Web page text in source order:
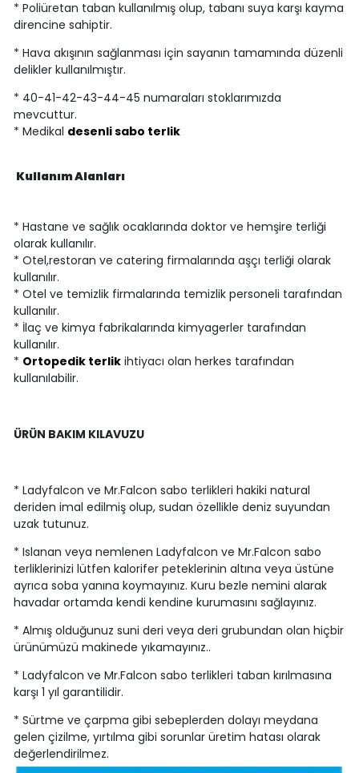
* Poliüretan taban kullanılmış olup, tabanı suya karşı kayma
direncine sahiptir.
* Hava akışının sağlanması için sayanın tamamında düzenli
delikler kullanılmıştır.
* 40-41-42-43-44-45 numaraları stoklarımızda
mevcuttur.
* Medikal desenli sabo terlik
Kullanım Alanları
* Hastane ve sağlık ocaklarında doktor ve hemşire terliği
olarak kullanılır.
* Otel,restoran ve catering firmalarında aşçı terliği olarak
kullanılır.
* Otel ve temizlik firmalarında temizlik personeli tarafından
kullanılır.
* İlaç ve kimya fabrikalarında kimyagerler tarafından
kullanılır.
* Ortopedik terlikihtiyacı olan herkes tarafından
kullanılabilir.
ÜRÜN BAKIM KILAVUZU
* Ladyfalcon ve Mr.Falcon sabo terlikleri hakiki natural
deriden imal edilmiş olup, sudan özellikle deniz suyundan
uzak tutunuz.
* Islanan veya nemlenen Ladyfalcon ve Mr.Falcon sabo
terliklerinizi lütfen kalorifer peteklerinin altına veya üstüne
ayrıca soba yanına koymayınız. Kuru bezle nemini alarak
havadar ortamda kendi kendine kurumasını sağlayınız.
* Almış olduğunuz suni deri veya deri grubundan olan hiçbir
ürünümüzü makinede yıkamayınız..
* Ladyfalcon ve Mr.Falcon sabo terlikleri taban kırılmasına
karşı 1 yıl garantilidir.
* Sürtme ve çarpma gibi sebeplerden dolayı meydana
gelen çizilme, yırtılma gibi sorunlar üretim hatası olarak
değerlendirilmez.